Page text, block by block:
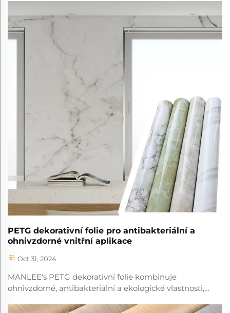
PETG dekorativní folie pro antibakteriální a
ohnivzdorné vnitřní aplikace
Oct 31, 2024
MANLEE's PETG dekorativní folie kombinuje
ohnivzdorné, antibakteriální a ekologické vlastnosti,